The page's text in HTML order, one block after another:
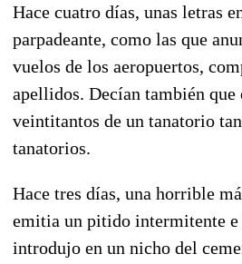
Hace cuatro días, unas letras
parpadeante, como las que
vuelos de los aeropuertos,
apellidos. Decían también que
veintitantos de un tanatorio
tanatorios.
Hace tres días, una horrible
emitia un pitido intermitente
introdujo en un nicho del